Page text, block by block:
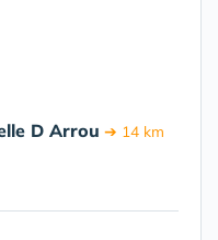
D Arrou ➔ 14 km